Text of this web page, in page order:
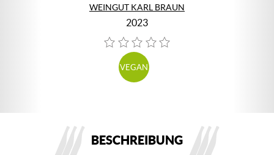
WEINGUT KARL BRAUN
2023
VEGAN
BESCHREIBUNG